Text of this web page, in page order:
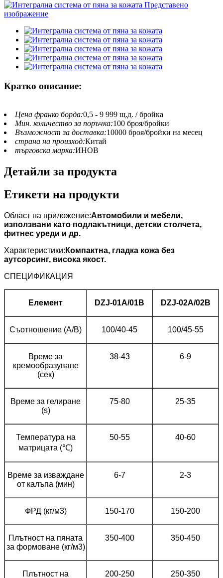
Кратко описание:
Цена франко борда:0,5 - 9 999 щ.д. / бройка
Мин. количество за поръчка:100 броя/бройки
Възможност за доставка:10000 броя/бройки на месец
страна на произход:Китай
търговска марка:ИНОВ
Детайли за продукта
Етикети на продукти
Област на приложение:Автомобили и мебели,
използвани като подлакътници, детски столчета,
фитнес уреди и др.
Характеристики: Компактна, гладка кожа без
аутсорсинг, висока якост.
СПЕЦИФИКАЦИЯ
Елемент DZJ-01A/01B DZJ-02A/02B
Съотношение (A/B) 100/40-45 100/45-55
Време за
кремообразуване
(сек)
38-43 6-9
Време за гелиране
(s)
75-80 25-35
Температура на
матрицата (℃)
50-55 40-60
Време за изваждане
от калъпа (мин)
6-7 2-3
ФРД (кг/м3) 150-170 150-200
Плътност на пяната
за формоване (кг/м3)
350-400 350-450
Плътност на
200-250 250-350